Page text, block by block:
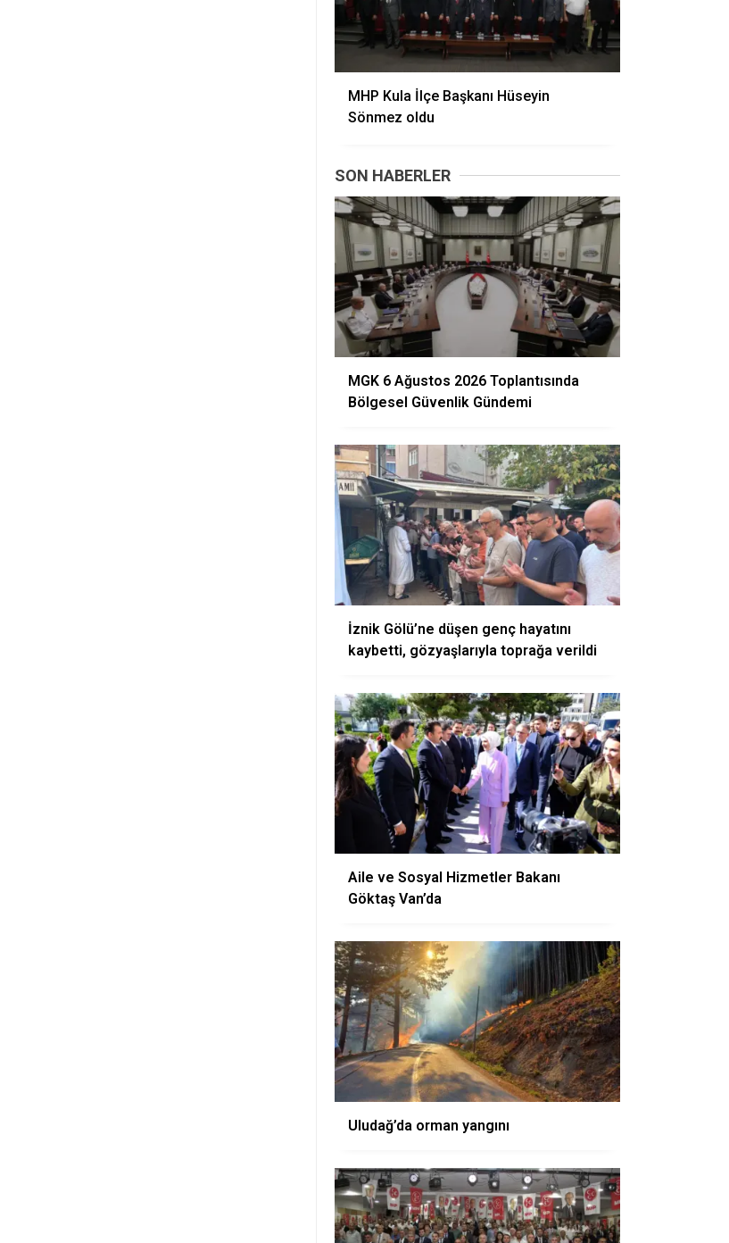
MHP Kula İlçe Başkanı Hüseyin
Sönmez oldu
SON HABERLER
MGK 6 Ağustos 2026 Toplantısında
Bölgesel Güvenlik Gündemi
İznik Gölü’ne düşen genç hayatını
kaybetti, gözyaşlarıyla toprağa verildi
Aile ve Sosyal Hizmetler Bakanı
Göktaş Van’da
Uludağ’da orman yangını